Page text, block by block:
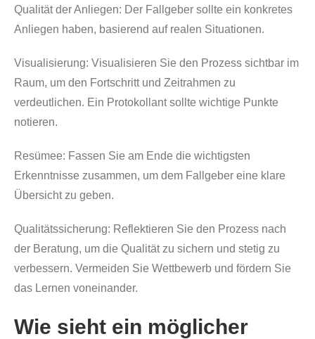
Qualität der Anliegen: Der Fallgeber sollte ein konkretes
Anliegen haben, basierend auf realen Situationen.
Visualisierung: Visualisieren Sie den Prozess sichtbar im
Raum, um den Fortschritt und Zeitrahmen zu
verdeutlichen. Ein Protokollant sollte wichtige Punkte
notieren.
Resümee: Fassen Sie am Ende die wichtigsten
Erkenntnisse zusammen, um dem Fallgeber eine klare
Übersicht zu geben.
Qualitätssicherung: Reflektieren Sie den Prozess nach
der Beratung, um die Qualität zu sichern und stetig zu
verbessern. Vermeiden Sie Wettbewerb und fördern Sie
das Lernen voneinander.
Wie sieht ein möglicher